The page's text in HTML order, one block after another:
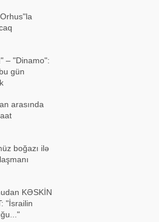
– "Dinamo":
gün
arasında
boğazı ilə
KƏSKİN
"İsrailin